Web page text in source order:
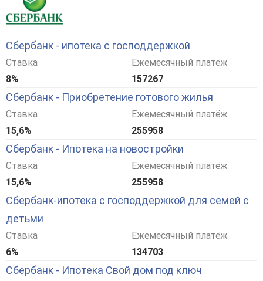
Сбербанк - ипотека с господдержкой
Ставка
8%
Ежемесячный платёж
157267
Сбербанк - Приобретение готового жилья
Ставка
15,6%
Ежемесячный платёж
255958
Сбербанк - Ипотека на новостройки
Ставка
15,6%
Ежемесячный платёж
255958
Сбербанк-ипотека с господдержкой для семей с
детьми
Ставка
6%
Ежемесячный платёж
134703
Сбербанк - Ипотека Свой дом под ключ